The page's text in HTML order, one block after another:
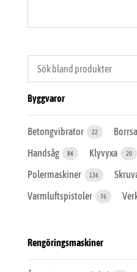
Byggvaror
Betongvibrator 22
Handsåg 84 Klyvyxa 20
Polermaskiner 136
Varmluftspistoler 76
Rengöringsmaskiner